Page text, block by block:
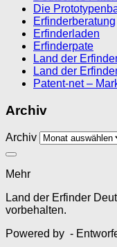
Die
Erfinderberatung
Erfinderladen
Erfinderpate
Land der
Land der
Patent-net –
Archiv
Archiv
Mehr
Land der Erfinder
vorbehalten.
Powered by -